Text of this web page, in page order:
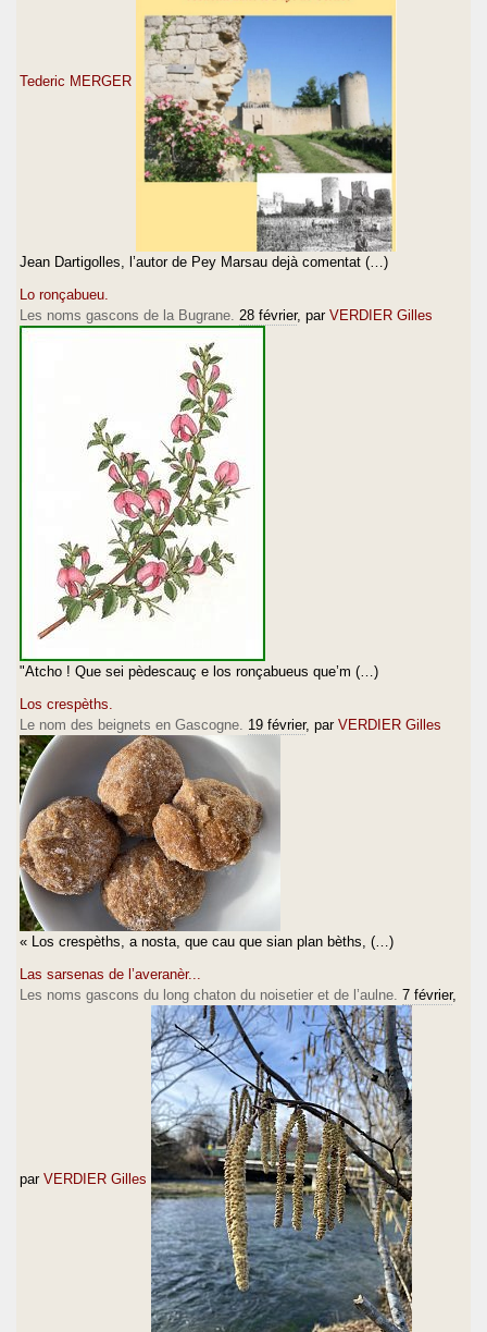
Tederic MERGER
Jean Dartigolles, l’autor de Pey Marsau dejà comentat (…)
Lo ronçabueu.
Les noms gascons de la Bugrane. 28 février, par VERDIER Gilles
"Atcho ! Que sei pèdescauç e los ronçabueus que’m (…)
Los crespèths.
Le nom des beignets en Gascogne. 19 février, par VERDIER Gilles
« Los crespèths, a nosta, que cau que sian plan bèths, (…)
Las sarsenas de l’averanèr...
Les noms gascons du long chaton du noisetier et de l’aulne. 7 février,
par VERDIER Gilles